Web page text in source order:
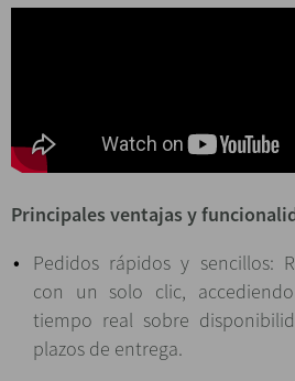
Principales ventajas y
Pedidos rápidos y sencillos:
con un solo clic,
tiempo real sobre
plazos de entrega.